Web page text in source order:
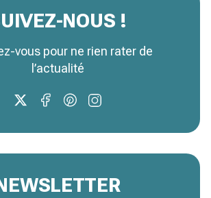
NOUS !
vous pour ne rien rater de
l’actualité